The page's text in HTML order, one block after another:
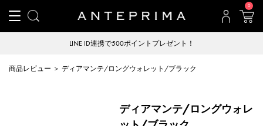
0
LINE ID連携で500ポイントプレゼント！
商品レビュー ＞ ディアマンテ/ロングウォレット/ブラック
ディアマンテ/ロングウォレ